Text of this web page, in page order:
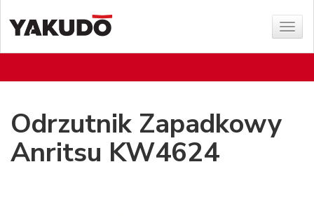
menu
Odrzutnik Zapadkowy
Anritsu KW4624